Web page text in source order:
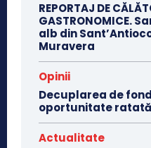
REPORTAJ DE
GASTRONOMICE.
alb din
Muravera
Opinii
Decuplarea de
oportunitate
Actualitate